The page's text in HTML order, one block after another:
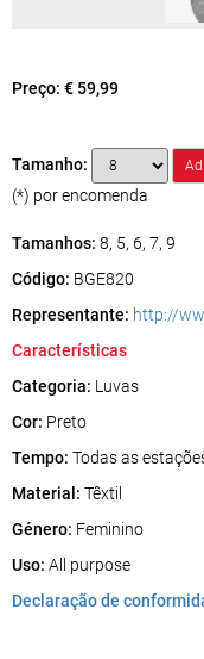
Preço: € 59,99
Tamanho:
(*) por encomenda
Tamanhos: 8, 5, 6, 7, 9
Código: BGE820
Representante: http://
Características
Categoria: Luvas
Cor: Preto
Tempo: Todas as
Material: Têxtil
Género: Feminino
Uso: All purpose
Declaração de